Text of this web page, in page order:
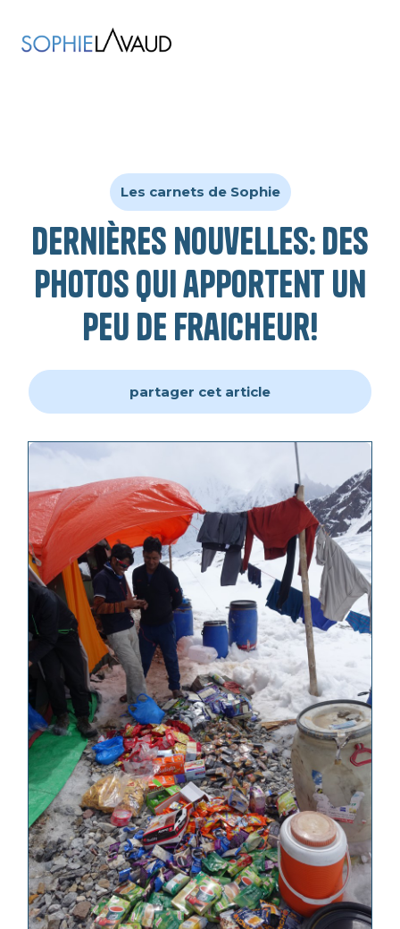
Les carnets de Sophie
Dernières nouvelles: des
photos qui apportent un
peu de fraicheur!
partager cet article